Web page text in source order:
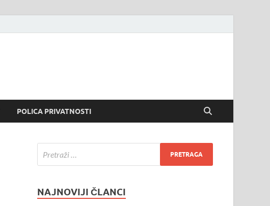
POLICA PRIVATNOSTI
NAJNOVIJI ČLANCI